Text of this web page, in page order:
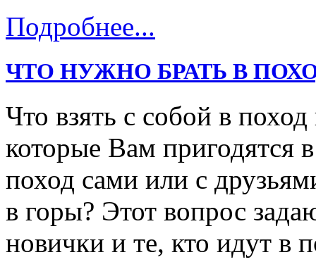
Подробнее...
ЧТО НУЖНО БРАТЬ В
Что взять с собой в
которые Вам пригодятся
поход сами или с
в горы? Этот вопрос
новички и те, кто идут в